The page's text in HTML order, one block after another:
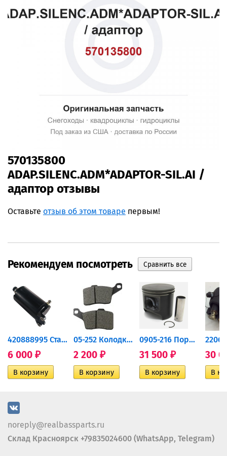
570135800
ADAP.SILENC.ADM*ADAPTOR-SIL.AI /
адаптор отзывы
Оставьте отзыв об этом товаре первым!
Рекомендуем посмотреть
420888995 Стартер для...
6 000 ₽
05-252 Колодки тормозные...
2 200 ₽
0905-216 Поршень Arctic Cat...
31 500 ₽ 30
noreply@realbassparts.ru
Склад Красноярск +79835024600 (WhatsApp, Telegram)